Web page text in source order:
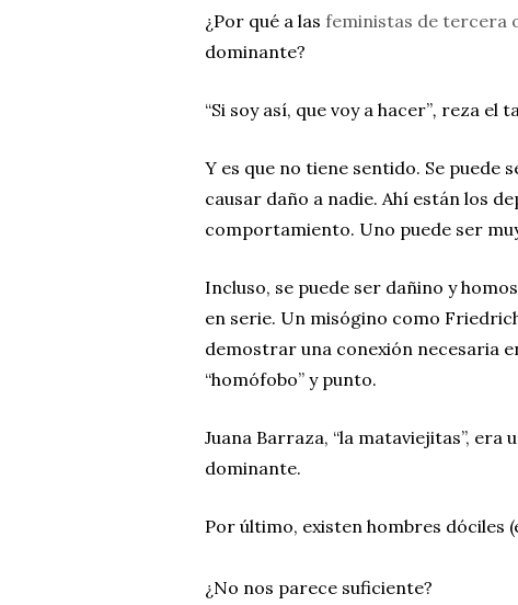
¿Por qué a las feministas de tercera
dominante?
“Si soy así, que voy a hacer”, reza el
Y es que no tiene sentido. Se
causar daño a nadie. Ahí están los
comportamiento. Uno puede ser
Incluso, se puede ser dañino y
en serie. Un misógino como
demostrar una conexión necesaria
“homófobo” y punto.
Juana Barraza, “la mataviejitas”,
dominante.
Por último, existen hombres dóciles
¿No nos parece suficiente?